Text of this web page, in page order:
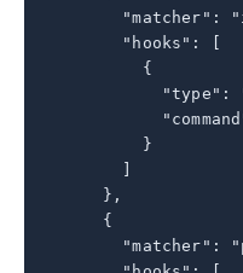
"matcher":
        "hooks": [
          {
"type":
          }
        ]
      },
      {
"matcher":